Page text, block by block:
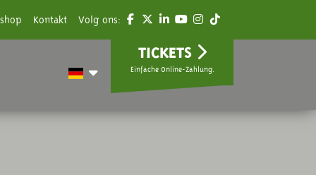
Kontakt Volg ons:
TICKETS
Einfache Online-Zahlung.